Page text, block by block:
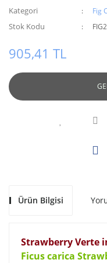
Kategori Fig
Stok Kodu
905,41 TL
Ürün Bilgisi
Strawberry Verte
Ficus carica